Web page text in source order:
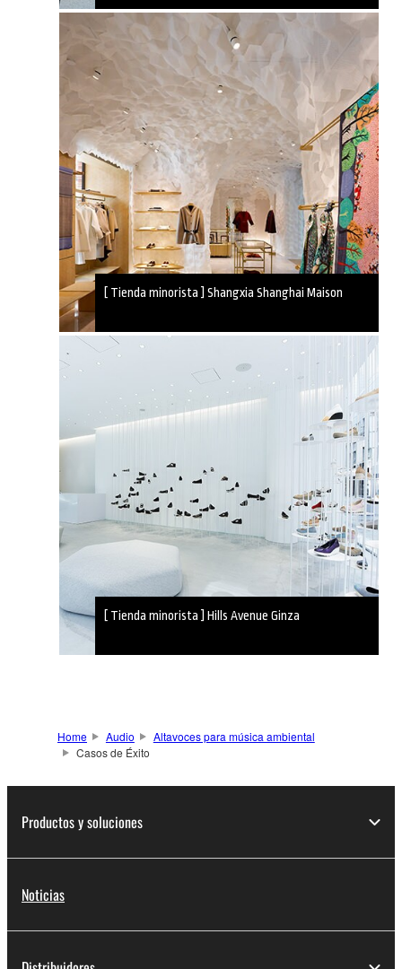
[ Tienda minorista ] Shangxia Shanghai Maison
[ Tienda minorista ] Hills Avenue Ginza
Home Audio
Altavoces para música ambiental
Casos de Éxito
Productos y soluciones
Noticias